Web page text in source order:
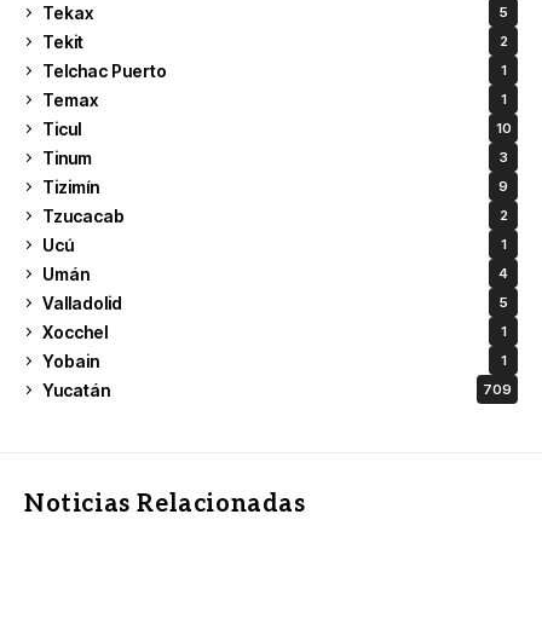
Tekax 5
Tekit 2
Telchac Puerto 1
Temax 1
Ticul 10
Tinum 3
Tizimín 9
Tzucacab 2
Ucú 1
Umán 4
Valladolid 5
Xocchel 1
Yobain 1
Yucatán 709
Noticias Relacionadas